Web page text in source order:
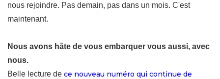
nous rejoindre. Pas demain, pas dans un mois. C'est
maintenant.
Nous avons hâte de vous embarquer vous aussi, avec
nous.
Belle lecture de ce nouveau numéro qui continue de